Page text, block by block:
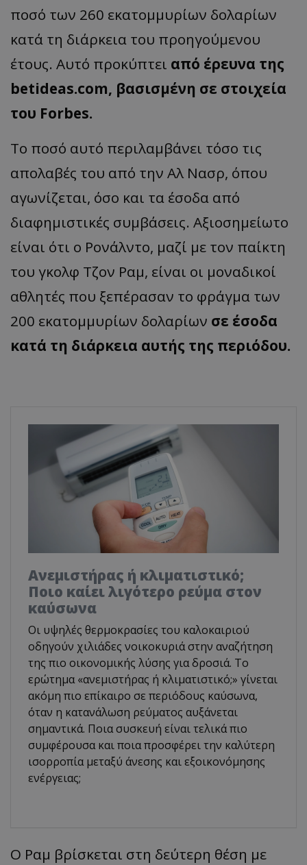
ποσό των 260 εκατομμυρίων δολαρίων
κατά τη διάρκεια του προηγούμενου
έτους. Αυτό προκύπτει από έρευνα της
betideas.com, βασισμένη σε στοιχεία
του Forbes.
Το ποσό αυτό περιλαμβάνει τόσο τις
απολαβές του από την Αλ Νασρ, όπου
αγωνίζεται, όσο και τα έσοδα από
διαφημιστικές συμβάσεις. Αξιοσημείωτο
είναι ότι ο Ρονάλντο, μαζί με τον παίκτη
του γκολφ Τζον Ραμ, είναι οι μοναδικοί
αθλητές που ξεπέρασαν το φράγμα των
200 εκατομμυρίων δολαρίων σε έσοδα
κατά τη διάρκεια αυτής της περιόδου.
Ανεμιστήρας ή κλιματιστικό;
Ποιο καίει λιγότερο ρεύμα στον
καύσωνα
Οι υψηλές θερμοκρασίες του καλοκαιριού
οδηγούν χιλιάδες νοικοκυριά στην αναζήτηση
της πιο οικονομικής λύσης για δροσιά. Το
ερώτημα «ανεμιστήρας ή κλιματιστικό;» γίνεται
ακόμη πιο επίκαιρο σε περιόδους καύσωνα,
όταν η κατανάλωση ρεύματος αυξάνεται
σημαντικά. Ποια συσκευή είναι τελικά πιο
συμφέρουσα και ποια προσφέρει την καλύτερη
ισορροπία μεταξύ άνεσης και εξοικονόμησης
ενέργειας;
Ο Ραμ βρίσκεται στη δεύτερη θέση με